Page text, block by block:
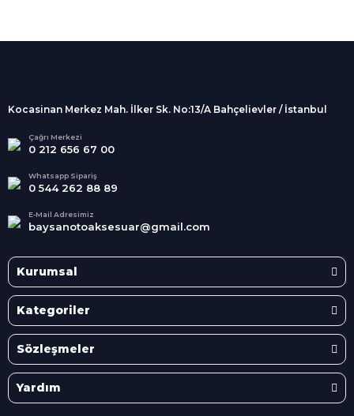
Alışveriş
kargolanmaktadır.
Tüm Kredi Kartlarına taksit
seçenekleri
Kocasinan Merkez Mah. İlker Sk. No:13/A Bahçelievler / İstanbul
Çağrı Merkezi
0 212 656 67 00
Whatsapp Sipariş
0 544 262 88 89
E-Mail Adresimiz
baysanotoaksesuar@gmail.com
Kurumsal
Kategoriler
Sözleşmeler
Yardım